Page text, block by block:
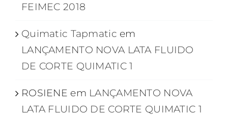
FEIMEC 2018
Quimatic Tapmatic em
LANÇAMENTO NOVA LATA FLUIDO
DE CORTE QUIMATIC 1
ROSIENE em LANÇAMENTO NOVA
LATA FLUIDO DE CORTE QUIMATIC 1